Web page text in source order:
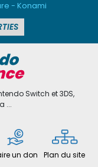
- Konami
Switch et 3DS,
...
un don Plan du site